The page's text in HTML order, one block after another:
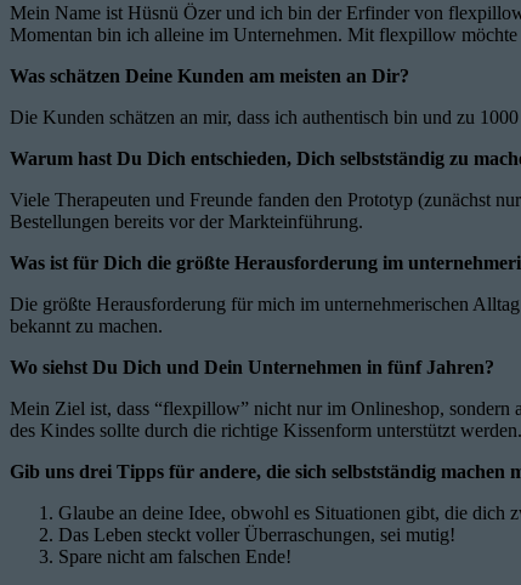
Mein Name ist Hüsnü Özer und ich bin der Erfinder von
Momentan bin ich alleine im Unternehmen. Mit flexpillow möchte
Was schätzen Deine Kunden am meisten an Dir?
Die Kunden schätzen an mir, dass ich authentisch bin und zu
Warum hast Du Dich entschieden, Dich selbstständig zu
Viele Therapeuten und Freunde fanden den Prototyp (zunächst
Bestellungen bereits vor der Markteinführung.
Was ist für Dich die größte Herausforderung im
Die größte Herausforderung für mich im unternehmerischen
bekannt zu machen.
Wo siehst Du Dich und Dein Unternehmen in fünf Jahren?
Mein Ziel ist, dass “flexpillow” nicht nur im Onlineshop,
des Kindes sollte durch die richtige Kissenform unterstützt werden.
Gib uns drei Tipps für andere, die sich selbstständig machen
Glaube an deine Idee, obwohl es Situationen gibt, die dich
Das Leben steckt voller Überraschungen, sei mutig!
Spare nicht am falschen Ende!